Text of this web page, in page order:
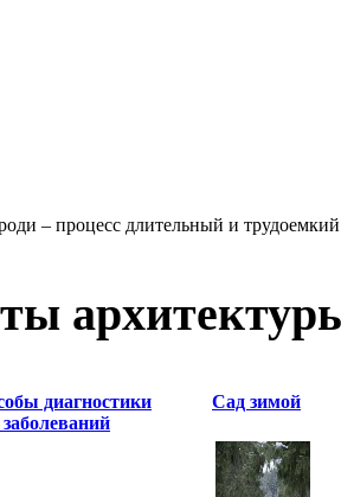
– процесс длительный и
диагностики
Сад зимой